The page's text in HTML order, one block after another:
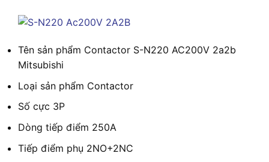
Tên sản phẩm Contactor S-N220 AC200V 2a2b
Mitsubishi
Loại sản phẩm Contactor
Số cực 3P
Dòng tiếp điểm 250A
Tiếp điểm phụ 2NO+2NC